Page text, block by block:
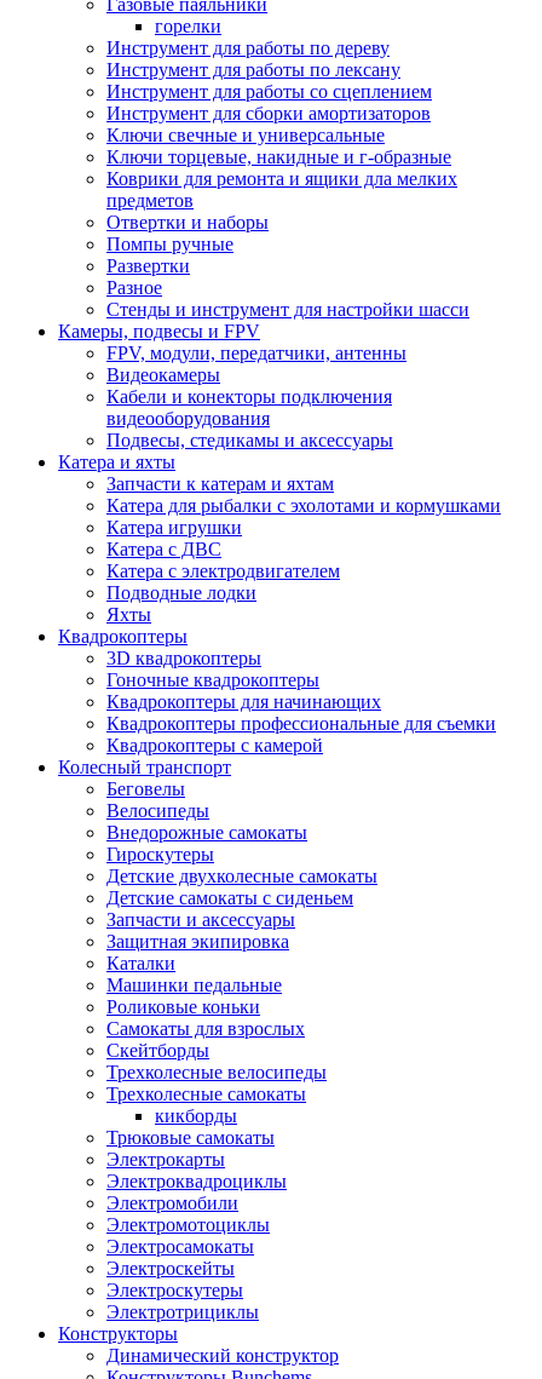
Газовые паяльники
горелки
Инструмент для работы по дереву
Инструмент для работы по лексану
Инструмент для работы со сцеплением
Инструмент для сборки амортизаторов
Ключи свечные и универсальные
Ключи торцевые, накидные и г-образные
Коврики для ремонта и ящики дла мелких
предметов
Отвертки и наборы
Помпы ручные
Развертки
Разное
Стенды и инструмент для настройки шасси
Камеры, подвесы и FPV
FPV, модули, передатчики, антенны
Видеокамеры
Кабели и конекторы подключения
видеооборудования
Подвесы, стедикамы и аксессуары
Катера и яхты
Запчасти к катерам и яхтам
Катера для рыбалки с эхолотами и кормушками
Катера игрушки
Катера с ДВС
Катера с электродвигателем
Подводные лодки
Яхты
Квадрокоптеры
3D квадрокоптеры
Гоночные квадрокоптеры
Квадрокоптеры для начинающих
Квадрокоптеры профессиональные для съемки
Квадрокоптеры с камерой
Колесный транспорт
Беговелы
Велосипеды
Внедорожные самокаты
Гироскутеры
Детские двухколесные самокаты
Детские самокаты с сиденьем
Запчасти и аксессуары
Защитная экипировка
Каталки
Машинки педальные
Роликовые коньки
Самокаты для взрослых
Скейтборды
Трехколесные велосипеды
Трехколесные самокаты
кикборды
Трюковые самокаты
Электрокарты
Электроквадроциклы
Электромобили
Электромотоциклы
Электросамокаты
Электроскейты
Электроскутеры
Электротрициклы
Конструкторы
Динамический конструктор